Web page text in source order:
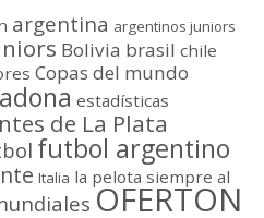
argentina argentinos juniors
Bolivia brasil chile
Copas del mundo
estadísticas
de La Plata
futbol argentino
Italia la pelota siempre al
OFERTON